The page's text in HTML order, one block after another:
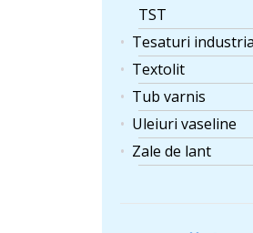
TST
Tesaturi
Textolit
Tub varnis
Uleiuri vaseline
Zale de lant